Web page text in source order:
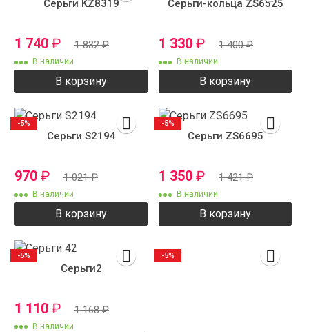
Серьги KZ8319
1 740 ₽ 1 832₽
В наличии
В корзину
Серьги-кольца ZS6525
1 330 ₽ 1 400₽
В наличии
В корзину
Серьги S2194
970 ₽ 1 021₽
В наличии
В корзину
-5%
Серьги ZS6695
1 350 ₽ 1 421₽
В наличии
В корзину
-5%
Серьги2
1 110 ₽ 1 168₽
В наличии
-5% -5%